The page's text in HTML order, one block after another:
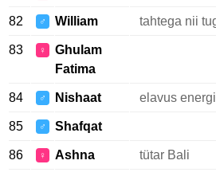
82 ♂ William tahtega nii
83 ♀
Ghulam
Fatima
84 ♂ Nishaat elavus
85 ♂ Shafqat
86 ♀ Ashna tütar Bali